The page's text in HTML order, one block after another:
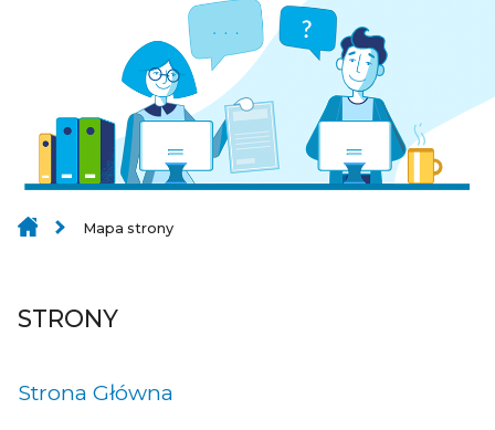
Mapa strony
STRONY
Strona Główna